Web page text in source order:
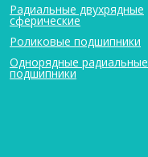
Радиальные двухрядные
сферические
Роликовые подшипники
Однорядные радиальные
подшипники